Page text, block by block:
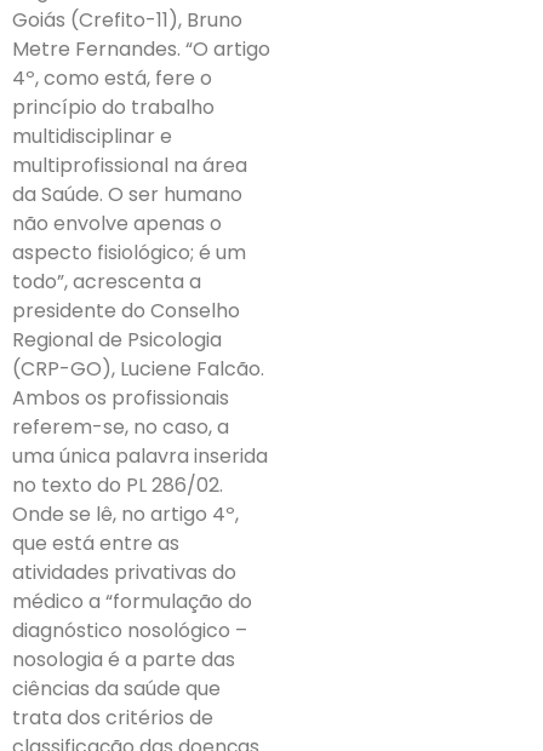
Goiás (Crefito-11), Bruno
Metre Fernandes. “O artigo
4º, como está, fere o
princípio do trabalho
multidisciplinar e
multiprofissional na área
da Saúde. O ser humano
não envolve apenas o
aspecto fisiológico; é um
todo”, acrescenta a
presidente do Conselho
Regional de Psicologia
(CRP-GO), Luciene Falcão.
Ambos os profissionais
referem-se, no caso, a
uma única palavra inserida
no texto do PL 286/02.
Onde se lê, no artigo 4º,
que está entre as
atividades privativas do
médico a “formulação do
diagnóstico nosológico –
nosologia é a parte das
ciências da saúde que
trata dos critérios de